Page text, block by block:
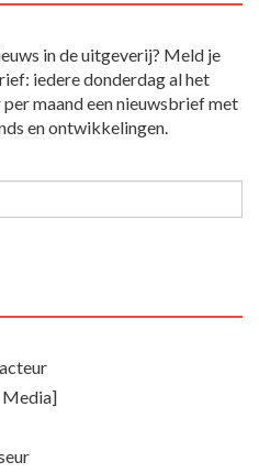
in de uitgeverij? Meld je
iedere donderdag al het
per maand een nieuwsbrief met
en ontwikkelingen.
Media]